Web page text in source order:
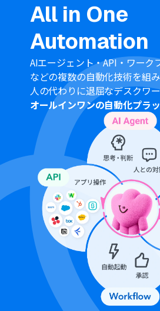
ストの抽出項目を任意で設定する
AI機能のテキスト生成では、アイ
整理したいかに応じて、プロン
てください。
Notionへの追加オペレーション
いデータベースのIDを任意で設定
■注意事項
Googleフォーム、Google Drive
Yoomを連携してください。
トリガーは5分、10分、15分、
間隔を選択できます。
プランによって最短の起動間隔
ください。
OCRまたは音声を文字起こしす
ームプラン・サクセスプランで
となっております。フリープラ
定しているフローボットのオペ
りますので、ご注意ください。
チームプランやサクセスプラン
間の無料トライアルを行うこと
ル中には制限対象のアプリやAI
使用することができます。
Googleフォームをトリガーとし
を取得する方法は下記を参照く
https://intercom.help/yoom/
All in One
Automation
AIエージェント・API・ワーク
などの複数の自動化技術を組み
人の代わりに退屈なデスクワ
オールインワンの自動化プラ